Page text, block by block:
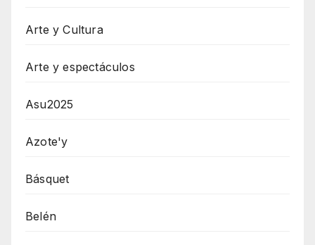
Arte y Cultura
Arte y espectáculos
Asu2025
Azote'y
Básquet
Belén